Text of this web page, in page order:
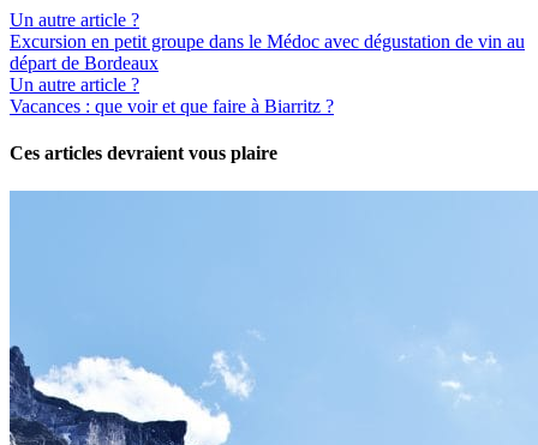
Un autre article ?
Excursion en petit groupe dans le Médoc avec dégustation de vin au
départ de Bordeaux
Un autre article ?
Vacances : que voir et que faire à Biarritz ?
Ces articles devraient vous plaire